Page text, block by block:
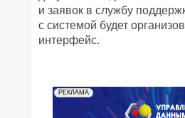
и заявок в службу
с системой будет
интерфейс.
РЕКЛАМА